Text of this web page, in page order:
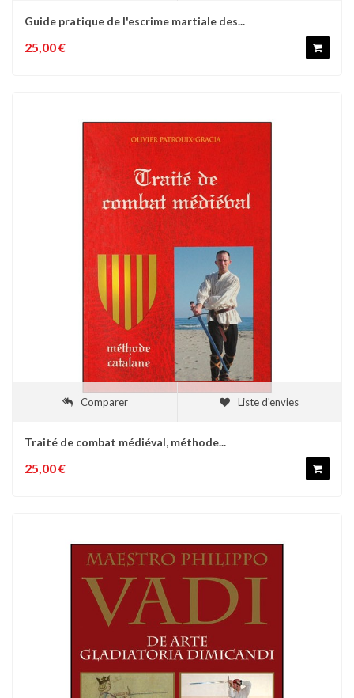
Guide pratique de l'escrime martiale des...
25,00 €
Comparer Liste d'envies
Traité de combat médiéval, méthode...
25,00 €